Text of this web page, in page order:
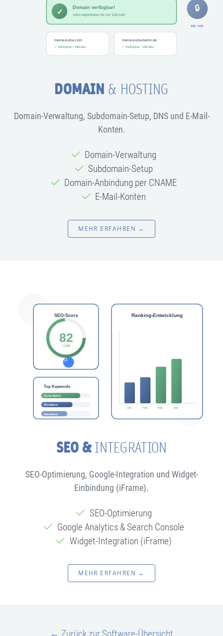
DOMAIN & HOSTING
Domain-Verwaltung, Subdomain-Setup, DNS und E-Mail-
Konten.
Domain-Verwaltung
Subdomain-Setup
Domain-Anbindung per CNAME
E-Mail-Konten
MEHR ERFAHREN →
SEO &INTEGRATION
SEO-Optimierung, Google-Integration und Widget-
Einbindung (iFrame).
SEO-Optimierung
Google Analytics & Search Console
Widget-Integration (iFrame)
MEHR ERFAHREN →
← Zurück zur Software-Übersicht